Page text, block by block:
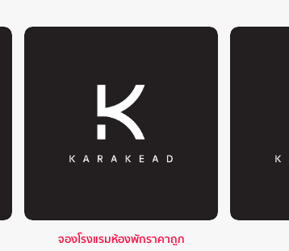
จองโรงแรมห้องพักราคาถูก